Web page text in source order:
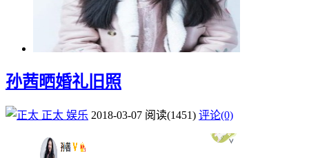
孙茜晒婚礼旧照
正太 娱乐 2018-03-07 阅读(1451) 评论(0)